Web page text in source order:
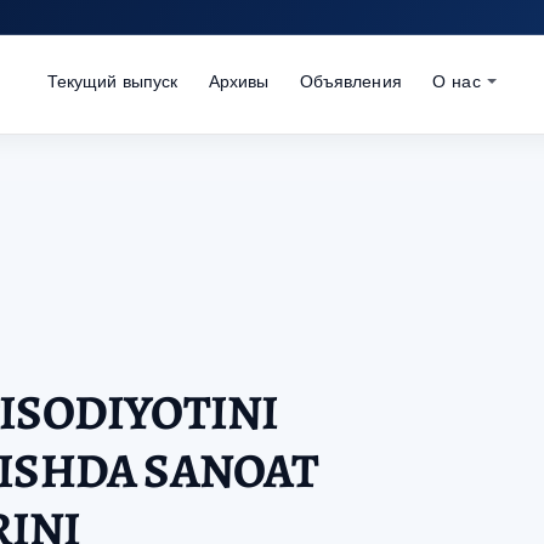
Текущий выпуск Архивы Объявления О нас
SANOAT